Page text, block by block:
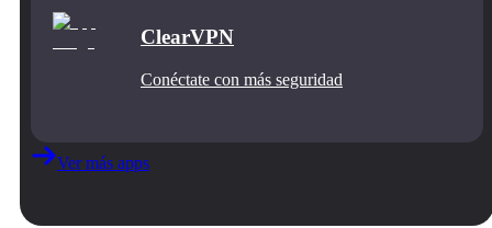
ClearVPN
Conéctate con más seguridad
Ver más apps